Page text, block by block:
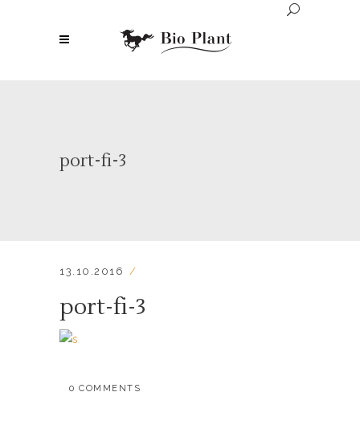
port-fi-3
13.10.2016
port-fi-3
0 COMMENTS